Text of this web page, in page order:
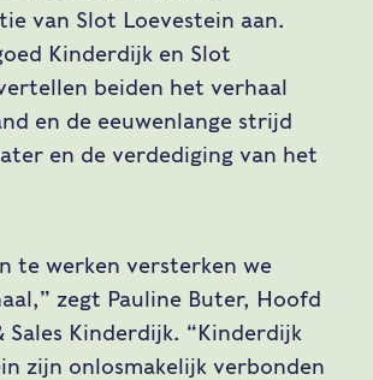
van Slot Loevestein aan.
Kinderdijk en Slot
beiden het verhaal
en de eeuwenlange strijd
en de verdediging van het
te werken versterken we
zegt Pauline Buter, Hoofd
Sales Kinderdijk. “Kinderdijk
zijn onlosmakelijk verbonden